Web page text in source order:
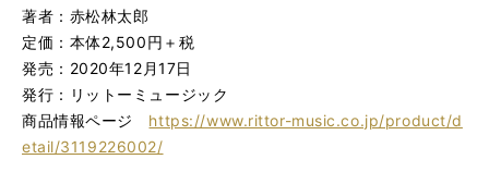
著者：赤松林太郎
定価：本体2,500円＋税
発売：2020年12月17日
発行：リットーミュージック
商品情報ページ https://www.rittor-music.co.jp/product/d
etail/3119226002/